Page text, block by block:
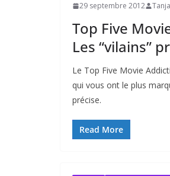
29 septembre 2012 Tanja
Top Five
Les “vilains”
Le Top Five Movie
qui vous ont le plus
précise.
Read More